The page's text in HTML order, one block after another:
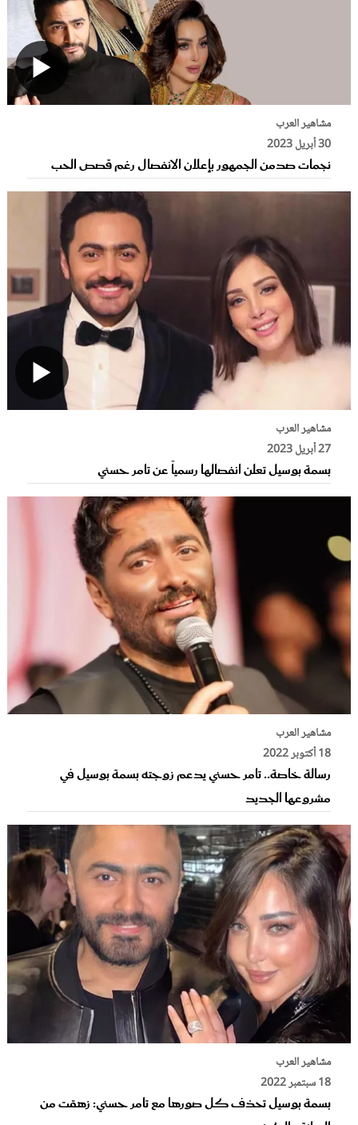
مشاهير العرب
30 أبريل 2023
نجمات صدمن الجمهور بإعلان الانفصال رغم قصص الحب
مشاهير العرب
27 أبريل 2023
بسمة بوسيل تعلن انفصالها رسمياً عن تامر حسني
مشاهير العرب
18 أكتوبر 2022
رسالة خاصة.. تامر حسني يدعم زوجته بسمة بوسيل في
مشروعها الجديد
مشاهير العرب
18 سبتمبر 2022
بسمة بوسيل تحذف كل صورها مع تامر حسني: زهقت من